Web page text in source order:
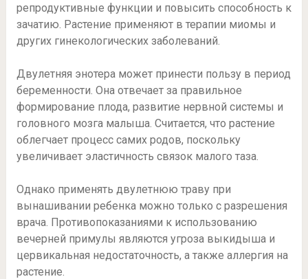
репродуктивные функции и повысить способность к
зачатию. Растение применяют в терапии миомы и
других гинекологических заболеваний.
Двулетняя энотера может принести пользу в период
беременности. Она отвечает за правильное
формирование плода, развитие нервной системы и
головного мозга малыша. Считается, что растение
облегчает процесс самих родов, поскольку
увеличивает эластичность связок малого таза.
Однако применять двулетнюю траву при
вынашивании ребенка можно только с разрешения
врача. Противопоказаниями к использованию
вечерней примулы являются угроза выкидыша и
цервикальная недостаточность, а также аллергия на
растение.